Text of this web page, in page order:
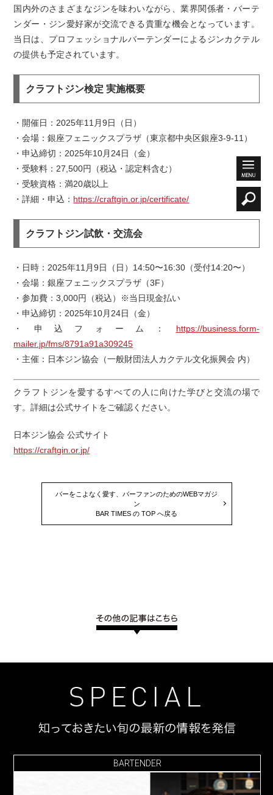
国内外のさまざまなジンを味わいながら、業界関係者・バーテ
ンダー・ジン愛好家が交流できる貴重な機会となっています。
当日は、プロフェッショナルバーテンダーによるジンカクテル
の提供も予定されています。
クラフトジン検定 実施概要
・開催日：2025年11月9日（日）
・会場：銀座フェニックスプラザ（東京都中央区銀座3-9-11）
・申込締切：2025年10月24日（金）
・受験料：27,500円（税込・認定料含む）
・受験資格：満20歳以上
・詳細・申込： https://craftgin.or.jp/certificate/
クラフトジン試飲・交流会
・日時：2025年11月9日（日）14:50〜16:30（受付14:20〜）
・会場：銀座フェニックスプラザ（3F）
・参加費：3,000円（税込）※当日現金払い
・申込締切：2025年10月24日（金）
・申込フォーム： https://business.form-
mailer.jp/fms/8791a91a309245
・主催：日本ジン協会（一般財団法人カクテル文化振興会 内）
クラフトジンを愛するすべての人に向けた学びと交流の場で
す。詳細は公式サイトをご確認ください。
日本ジン協会 公式サイト
https://craftgin.or.jp/
バーをこよなく愛す、バーファンのためのWEBマガジ
ン
BAR TIMES の TOP へ戻る
BARTENDER